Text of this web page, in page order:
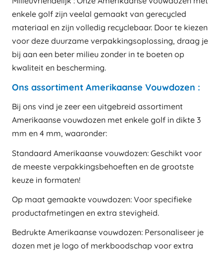
enkele golf zijn veelal gemaakt van gerecycled
materiaal en zijn volledig recyclebaar. Door te kiezen
voor deze duurzame verpakkingsoplossing, draag je
bij aan een beter milieu zonder in te boeten op
kwaliteit en bescherming.
Ons assortiment Amerikaanse Vouwdozen :
Bij ons vind je zeer een uitgebreid assortiment
Amerikaanse vouwdozen met enkele golf in dikte 3
mm en 4 mm, waaronder:
Standaard Amerikaanse vouwdozen: Geschikt voor
de meeste verpakkingsbehoeften en de grootste
keuze in formaten!
Op maat gemaakte vouwdozen: Voor specifieke
productafmetingen en extra stevigheid.
Bedrukte Amerikaanse vouwdozen: Personaliseer je
dozen met je logo of merkboodschap voor extra